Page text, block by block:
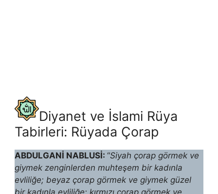
Diyanet ve İslami Rüya
Tabirleri: Rüyada Çorap
ABDULGANİ NABLUSİ: “Siyah çorap görmek ve
giymek zenginlerden muhteşem bir kadınla
evliliğe; beyaz çorap görmek ve giymek güzel